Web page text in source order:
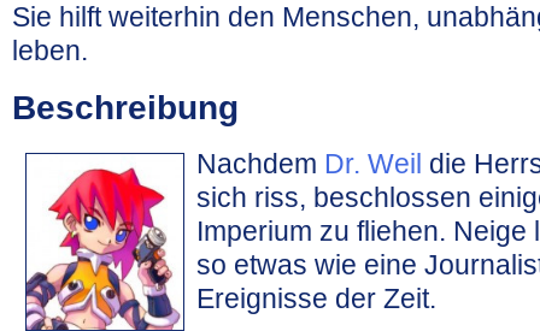
Sie hilft weiterhin den Menschen,
leben.
Beschreibung
Nachdem Dr. Weil die
sich riss, beschlossen
Imperium zu fliehen. Neige
so etwas wie eine
Ereignisse der Zeit.